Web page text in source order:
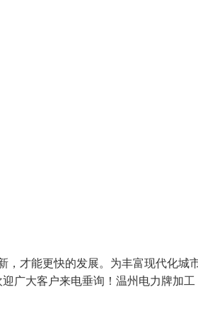
，才能更快的发展。为丰富现代化城
广大客户来电垂询！温州电力牌加工